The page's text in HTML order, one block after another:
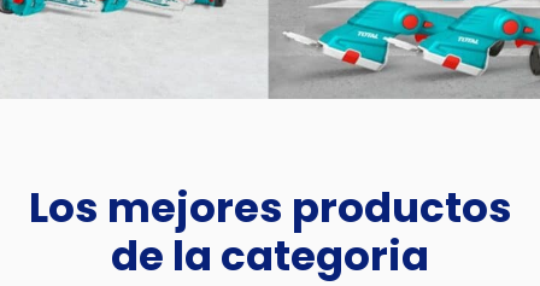
Los mejores productos
de la categoria